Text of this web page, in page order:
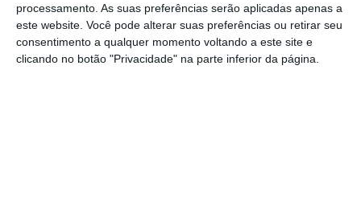
processamento. As suas preferências serão aplicadas apenas a
este website. Você pode alterar suas preferências ou retirar seu
consentimento a qualquer momento voltando a este site e
clicando no botão "Privacidade" na parte inferior da página.